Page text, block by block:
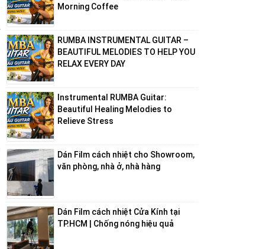
Morning Coffee
RUMBA INSTRUMENTAL GUITAR –
BEAUTIFUL MELODIES TO HELP YOU
RELAX EVERY DAY
Instrumental RUMBA Guitar:
Beautiful Healing Melodies to
Relieve Stress
Dán Film cách nhiệt cho Showroom,
văn phòng, nhà ở, nhà hàng
Dán Film cách nhiệt Cửa Kính tại
TP.HCM | Chống nóng hiệu quả